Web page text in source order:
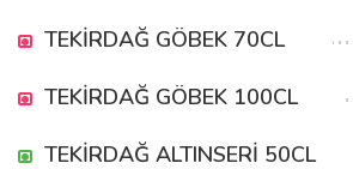
TEKİRDAĞ GÖBEK 70CL
TEKİRDAĞ GÖBEK 100CL
TEKİRDAĞ ALTINSERİ 50CL